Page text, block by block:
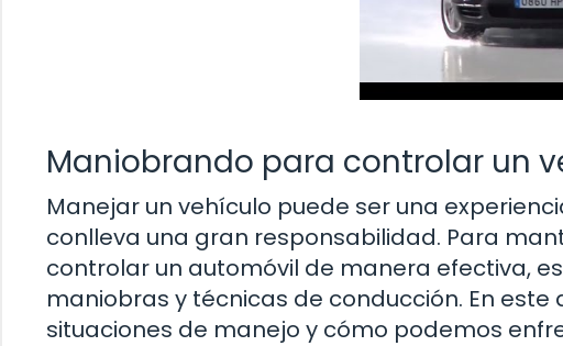
Maniobrando para controlar un
Manejar un vehículo puede ser una
conlleva una gran responsabilidad. Para
controlar un automóvil de manera efectiva,
maniobras y técnicas de conducción. En
situaciones de manejo y cómo podemos